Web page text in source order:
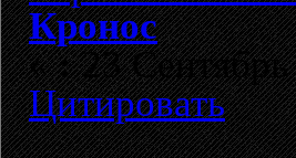
Кронос
«:23
Цитировать